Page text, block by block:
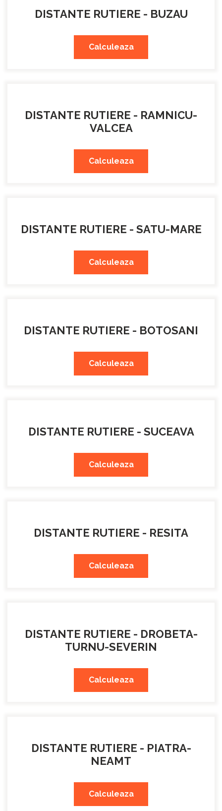
DISTANTE RUTIERE - BUZAU
Calculeaza
DISTANTE RUTIERE - RAMNICU-
VALCEA
Calculeaza
DISTANTE RUTIERE - SATU-MARE
Calculeaza
DISTANTE RUTIERE - BOTOSANI
Calculeaza
DISTANTE RUTIERE - SUCEAVA
Calculeaza
DISTANTE RUTIERE - RESITA
Calculeaza
DISTANTE RUTIERE - DROBETA-
TURNU-SEVERIN
Calculeaza
DISTANTE RUTIERE - PIATRA-
NEAMT
Calculeaza